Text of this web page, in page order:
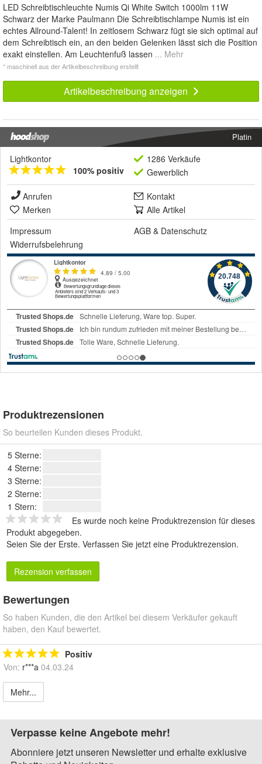
LED Schreibtischleuchte Numis Qi White Switch 1000lm 11W
Schwarz der Marke Paulmann Die Schreibtischlampe Numis ist ein
echtes Allround-Talent! In zeitlosem Schwarz fügt sie sich optimal auf
dem Schreibtisch ein, an den beiden Gelenken lässt sich die Position
exakt einstellen. Am Leuchtenfuß lassen ... Mehr
* maschinell aus der Artikelbeschreibung erstellt
Artikelbeschreibung anzeigen
Platin
Lightkontor
100% positiv
1286 Verkäufe
Gewerblich
Anrufen
Kontakt
Merken
Alle Artikel
Impressum
AGB & Datenschutz
Widerrufsbelehrung
Produktrezensionen
So beurteilen Kunden dieses Produkt.
5 Sterne:
4 Sterne:
3 Sterne:
2 Sterne:
1 Stern:
Es wurde noch keine Produktrezension für dieses
Produkt abgegeben.
Seien Sie der Erste. Verfassen Sie jetzt eine Produktrezension.
Rezension verfassen
Bewertungen
So haben Kunden, die den Artikel bei diesem Verkäufer gekauft
haben, den Kauf bewertet.
Positiv
Von: r***a 04.03.24
Mehr...
Verpasse keine Angebote mehr!
Abonniere jetzt unseren Newsletter und erhalte exklusive